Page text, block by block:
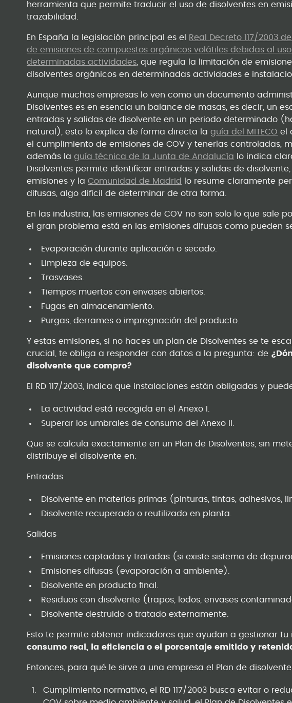
herramienta que permite traducir el uso de disolventes en
trazabilidad.
En España la legislación principal es el
Real Decreto 117/2003
de emisiones de compuestos orgánicos volátiles debidas al
determinadas actividades , que regula la limitación de
disolventes orgánicos en determinadas actividades e
Aunque muchas empresas lo ven como un documento
Disolventes es en esencia un balance de masas, es decir, un
entradas y salidas de disolvente en un periodo determinado
natural), esto lo explica de forma directa laguía del MITECO el
el cumplimiento de emisiones de COV y tenerlas controladas,
además laguía técnica de la Junta de Andalucía lo indica
Disolventes permite identificar entradas y salidas de
emisiones y laComunidad de Madrid
lo resume claramente
difusas, algo difícil de determinar de otra forma.
En las industria, las emisiones de COV no son solo lo que sale
el gran problema está en las emisiones difusas como pueden
Evaporación durante aplicación o secado.
Limpieza de equipos.
Trasvases.
Tiempos muertos con envases abiertos.
Fugas en almacenamiento.
Purgas, derrames o impregnación del producto.
Y estas emisiones, si no haces un plan de Disolventes se te
crucial, te obliga a responder con datos a la pregunta: de
disolvente que compro?
El RD 117/2003, indica que instalaciones están obligadas y
La actividad está recogida en el Anexo I.
Superar los umbrales de consumo del Anexo II.
Que se calcula exactamente en un Plan de Disolventes, sin
distribuye el disolvente en:
Entradas
Disolvente en materias primas (pinturas, tintas, adhesivos,
Disolvente recuperado o reutilizado en planta.
Salidas
Emisiones captadas y tratadas (si existe sistema de
Emisiones difusas (evaporación a ambiente).
Disolvente en producto final.
Residuos con disolvente (trapos, lodos, envases
Disolvente destruido o tratado externamente.
Esto te permite obtener indicadores que ayudan a gestionar
consumo real, la eficiencia o el porcentaje emitido y
Entonces, para qué le sirve a una empresa el Plan de
Cumplimiento normativo, el RD 117/2003 busca evitar o